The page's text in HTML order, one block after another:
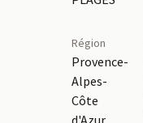
Région
Provence-
Alpes-
Côte
d'Azur